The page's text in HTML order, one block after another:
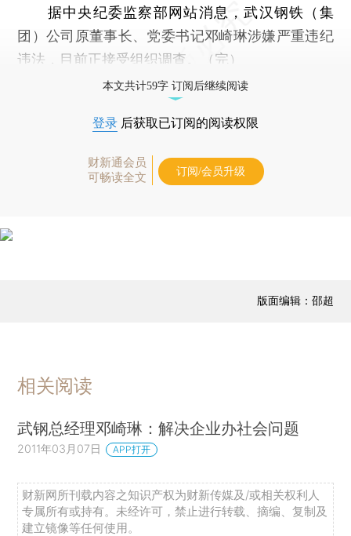
据中央纪委监察部网站消息，武汉钢铁（集
团）公司原董事长、党委书记邓崎琳涉嫌严重违纪
违法，目前正接受组织调查。（完）
本文共计59字 订阅后继续阅读
登录 后获取已订阅的阅读权限
财新通会员
可畅读全文
订阅/会员升级
版面编辑：邵超
相关阅读
武钢总经理邓崎琳：解决企业办社会问题
2011年03月07日 APP打开
财新网所刊载内容之知识产权为财新传媒及/或相关权利人
专属所有或持有。未经许可，禁止进行转载、摘编、复制及
建立镜像等任何使用。